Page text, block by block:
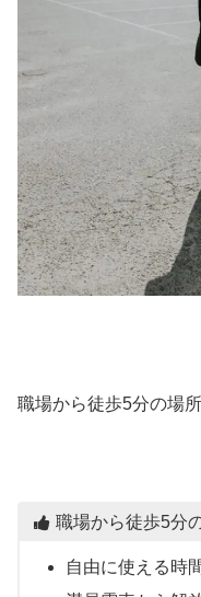
職場から徒歩5分の場
職場から徒歩5分
自由に使える時